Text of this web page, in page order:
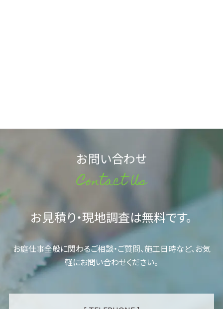
お問い合わせ
Contact Us
お見積り・現地調査は無料です。
お庭仕事全般に関わるご相談・ご質問、施工日時など、お気
軽にお問い合わせください。